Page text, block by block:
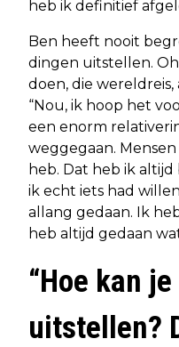
heb ik definitief
Ben heeft nooit
dingen uitstellen.
doen, die wereldreis,
“Nou, ik hoop het
een enorm
weggegaan.
heb. Dat heb ik
ik echt iets had
allang gedaan. Ik
heb altijd gedaan
“Hoe kan
uitstellen?